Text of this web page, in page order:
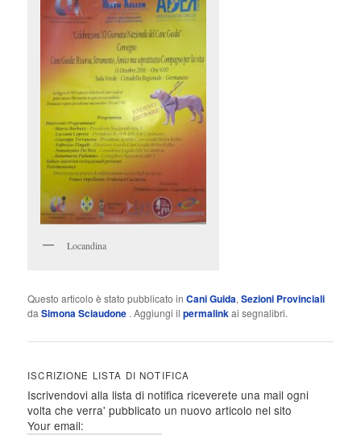
Locandina
Questo articolo è stato pubblicato inCani Guida,Sezioni Provinciali
daSimona Sciaudone . Aggiungi ilpermalinkai segnalibri.
ISCRIZIONE LISTA DI NOTIFICA
Iscrivendovi alla lista di notifica riceverete una mail ogni
volta che verra' pubblicato un nuovo articolo nel sito
Your email: